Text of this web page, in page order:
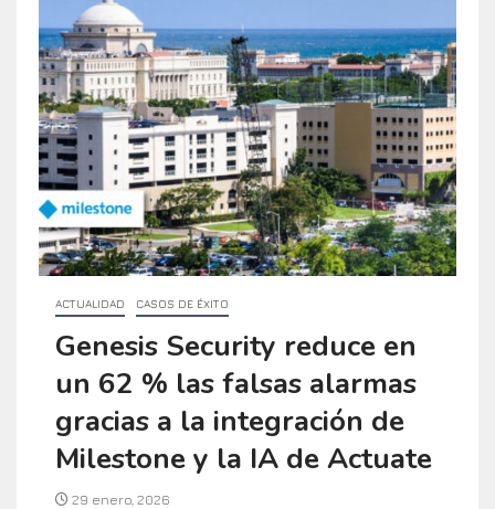
ACTUALIDAD CASOS DE ÉXITO
Genesis Security reduce en
un 62 % las falsas alarmas
gracias a la integración de
Milestone y la IA de Actuate
29 enero, 2026